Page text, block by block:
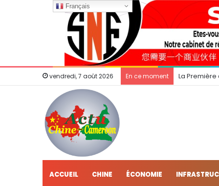
vendredi, 7 août 2026 En ce moment La
ACCUEIL CHINE ÉCONOMIE
Français